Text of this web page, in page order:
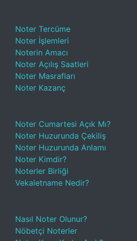
Noter Tercüme
Noter İşlemleri
Noterin Amacı
Noter Açılış Saatleri
Noter Masrafları
Noter Kazanç
Noter Cumartesi Açık Mı?
Noter Huzurunda Çekiliş
Noter Huzurunda Anlamı
Noter Kimdir?
Noterler Birliği
Vekaletname Nedir?
Nasıl Noter Olunur?
Nöbetçi Noterler